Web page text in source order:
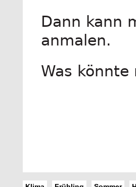
Dann kann
anmalen.
Was könnte